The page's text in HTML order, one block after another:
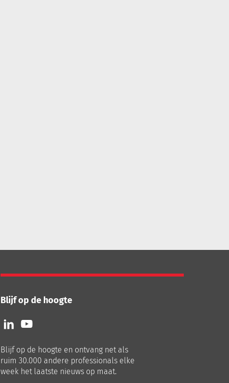
Blijf op de hoogte
Volg
ons
LinkedIn
Volg
ons
Youtube
Blijf op de hoogte en ontvang net als
ruim 30.000 andere professionals elke
week het laatste nieuws op maat.